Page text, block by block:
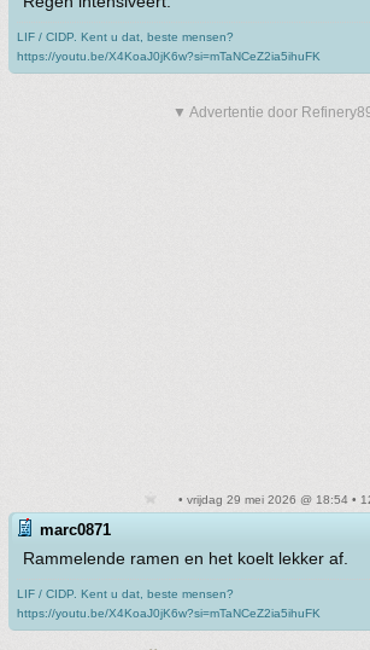
LIF / CIDP. Kent u dat, beste mensen?
https://youtu.be/X4KoaJ0jK6w?si=mTaNCeZ2ia5ihuFK
▼ Advertentie door
• vrijdag 29 mei 2026 @ 18:54 •
marc0871
Rammelende ramen en het koelt lekker af.
LIF / CIDP. Kent u dat, beste mensen?
https://youtu.be/X4KoaJ0jK6w?si=mTaNCeZ2ia5ihuFK